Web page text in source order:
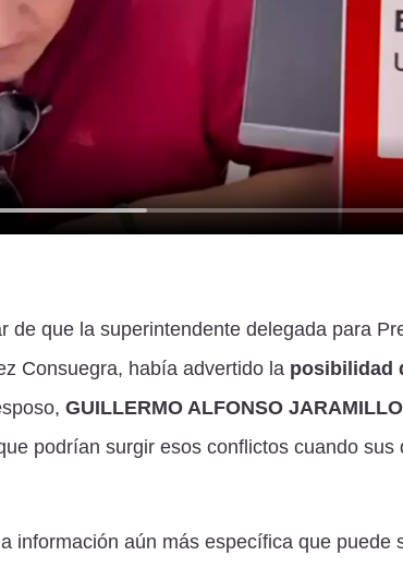
de que la superintendente delegada para
Consuegra, había advertido la posibilidad
GUILLERMO ALFONSO JARAMILLO
podrían surgir esos conflictos cuando sus
información aún más específica que puede